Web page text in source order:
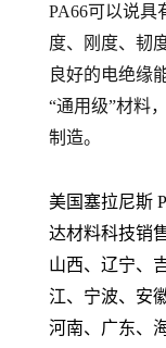
PA66可以说具
度、刚度、韧
良好的电绝缘
“通用级”材料
制造。
美国塞拉尼斯
达材料科技销
山西、辽宁、
江、宁波、安
河南、广东、